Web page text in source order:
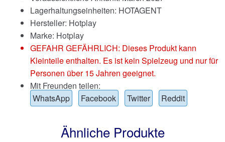
Lagerhaltungseinheiten: HOTAGENT
Hersteller: Hotplay
Marke: Hotplay
GEFAHR GEFÄHRLICH: Dieses Produkt kann
Kleinteile enthalten. Es ist kein Spielzeug und nur für
Personen über 15 Jahren geeignet.
Mit Freunden teilen:
WhatsApp
Facebook Twitter Reddit
Ähnliche Produkte